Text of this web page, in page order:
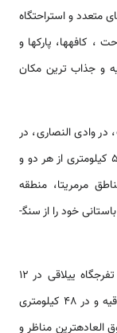
متعدد و استراحتگاه
، کافه­ها، پارک­ها و
و جذاب ترین مکان
وادی النصاری، در
نیمه راه بین حمص و طرطوس، در فاصله حدود 55 کیلومتری از هر دو و
مرمریتا، منطقه
خود را از سنگ­
)، سلما یک شهرک و یک تفرجگاه ییلاقی در 12
) در استان لاذقیه و در 48 کیلومتری
مناظر و